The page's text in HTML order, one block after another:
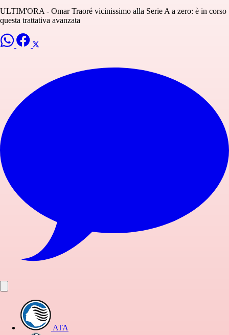
ULTIM'ORA - Omar Traoré vicinissimo alla Serie A a zero: è in corso
questa trattativa avanzata
ATA